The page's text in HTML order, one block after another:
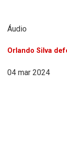
Áudio
Orlando Silva
04 mar 2024